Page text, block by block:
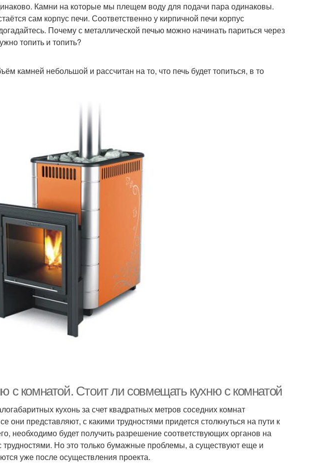
Камни на которые мы плещем воду для подачи пара одинаковы.
сам корпус печи. Соответственно у кирпичной печи корпус
Почему с металлической печью можно начинать париться через
топить и топить?
камней небольшой и рассчитан на то, что печь будет топиться, в то
с комнатой. Стоит ли совмещать кухню с комнатой
кухонь за счет квадратных метров соседних комнат
они представляют, с какими трудностями придется столкнуться на пути к
необходимо будет получить разрешение соответствующих органов на
трудностями. Но это только бумажные проблемы, а существуют еще и
уже после осуществления проекта.